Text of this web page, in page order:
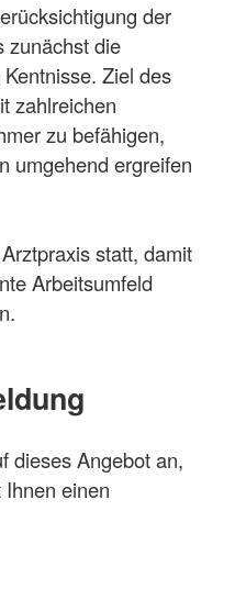
der
zunächst die
Ziel des
zahlreichen
zu befähigen,
umgehend ergreifen
statt, damit
Arbeitsumfeld
dieses Angebot an,
einen